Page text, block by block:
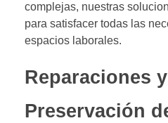
complejas, nuestras
para satisfacer todas las
espacios laborales.
Reparaciones y
Preservación